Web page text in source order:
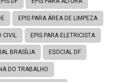
EPIS PARA ÁREA DE LIMPEZA
CIVIL EPIS PARA ELETRICISTA
BRASÍLIA ESOCIAL DF
DO TRABALHO